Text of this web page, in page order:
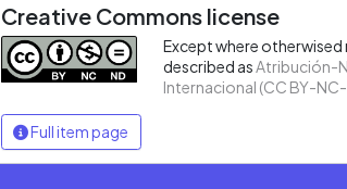
Creative Commons license
Except where otherwised
described as Atribución-
Internacional (CC BY-
Full item page